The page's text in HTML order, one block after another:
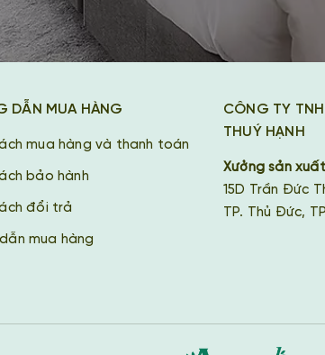
DẪN MUA HÀNG
mua hàng và thanh toán
bảo hành
đổi trả
mua hàng
CÔNG TY
THUÝ HẠNH
Xưởng sản xuất
15D Trần Đức
TP. Thủ Đức,